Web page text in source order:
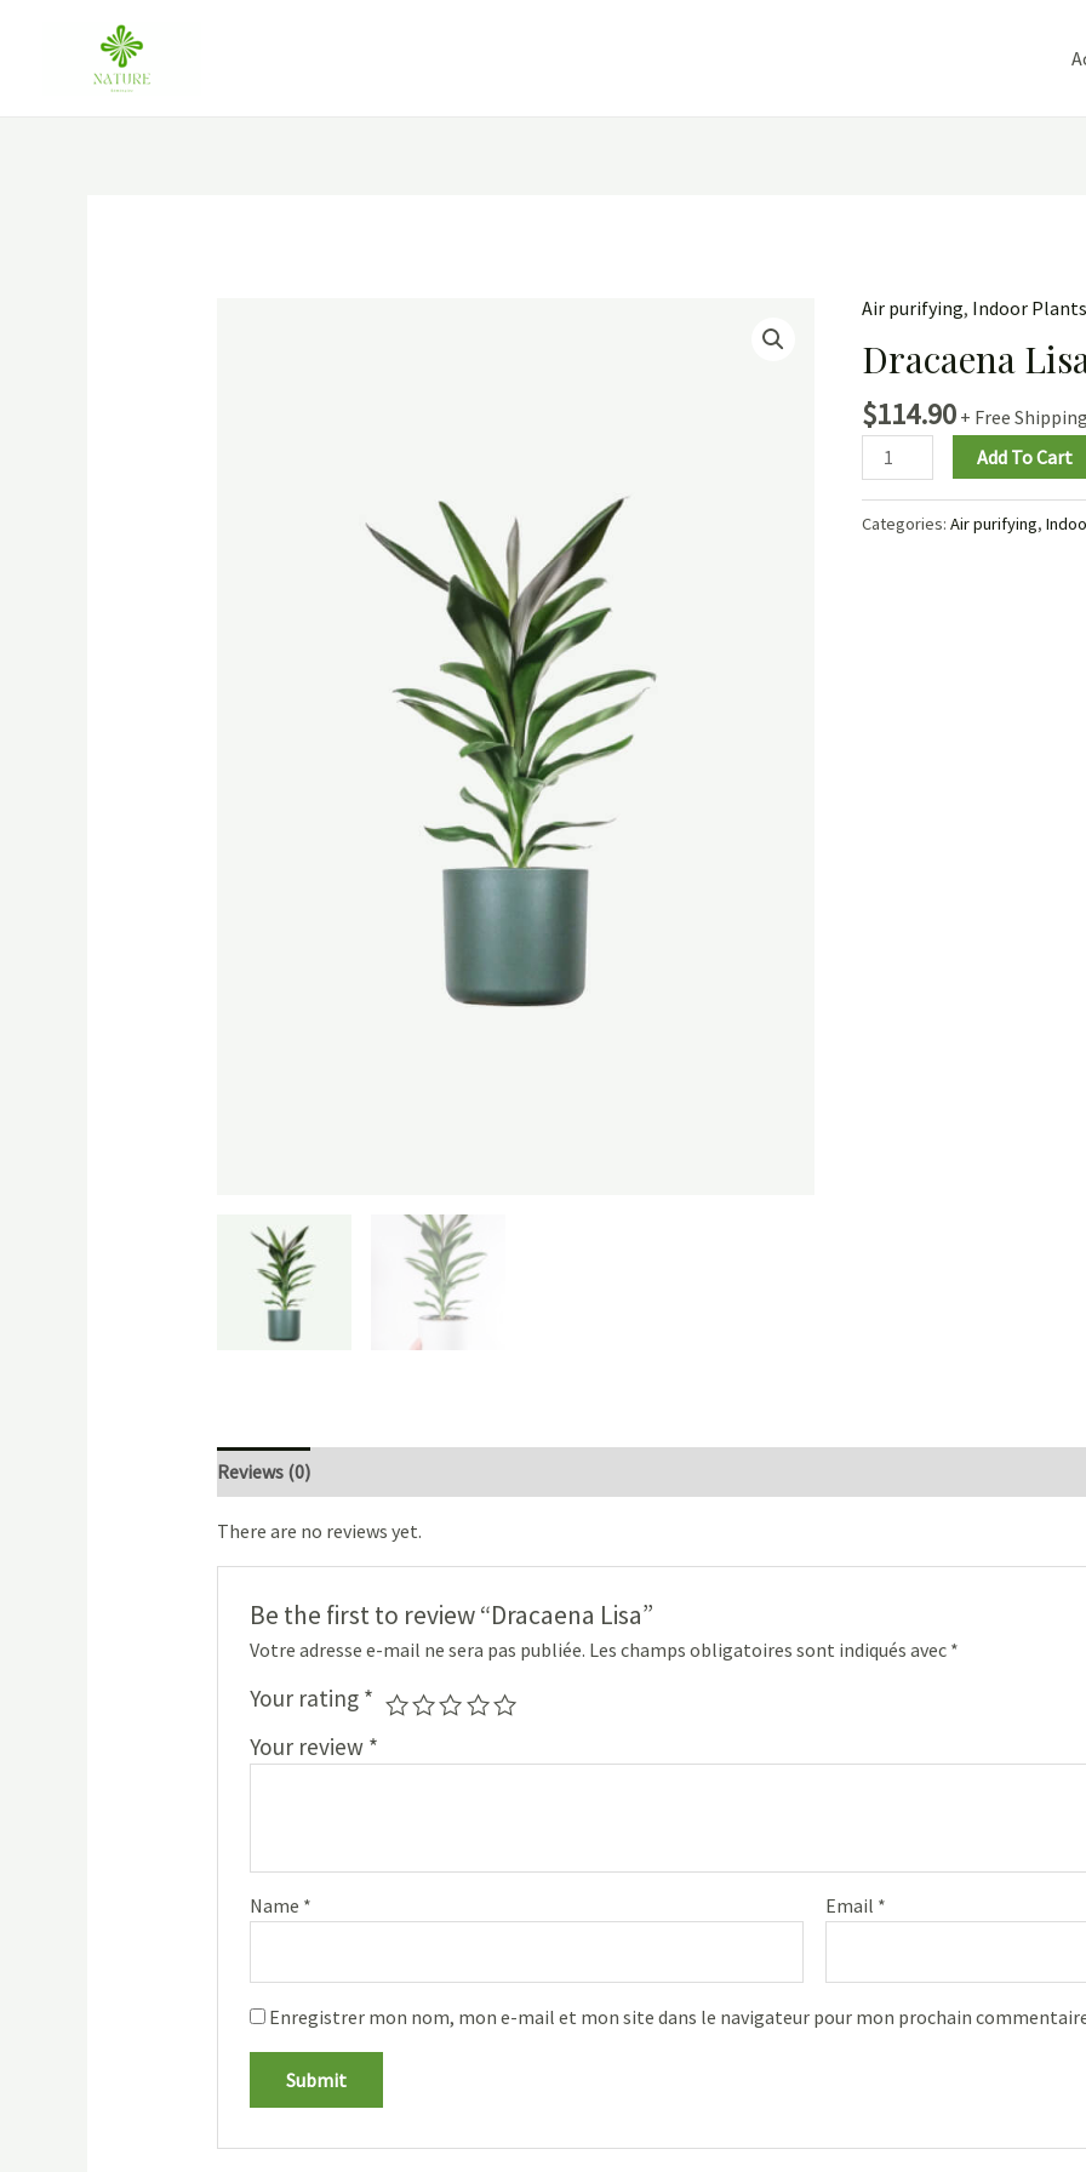
Air purifying, Indoor
Dracaena
$114.90 + Free
Add To Cart
Categories:Air purifying,
Reviews (0)
There are no reviews yet.
Be the first to review “Dracaena Lisa”
Votre adresse e-mail ne sera pas publiée. Les champs obligatoires sont indiqués avec *
Your rating *
Your review *
Name * Email *
Enregistrer mon nom, mon e-mail et mon site dans le navigateur pour mon prochain